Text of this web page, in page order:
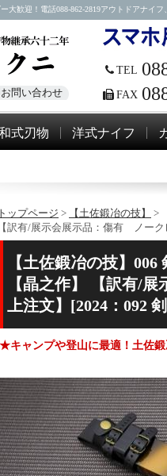
歓迎！電話088-862-2819アウトドアナ
お問い合わせ
TEL
FAX
式刃物 洋式ナイフ
トップページ > 【土佐鍛冶の技】
>
【訳有/展示会展示品：傷有 ノーク
【土佐鍛冶の技】
【晶之作】 【訳有/
上注文】[2024：092
★キャンプや登山に最適！土佐